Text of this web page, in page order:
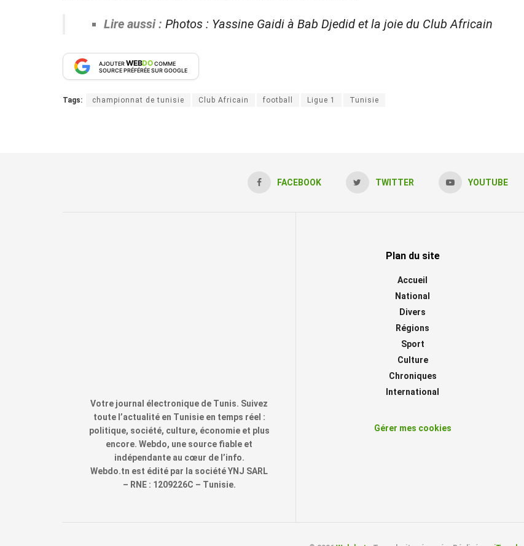
Lire aussi : Photos : Yassine Gaidi à Bab Djedid et la joie du Club Africain
AJOUTERWEBDOCOMME
SOURCE PRÉFÉRÉE SUR GOOGLE
Tags: championnat de tunisie Club Africain football Ligue 1 Tunisie
FACEBOOK TWITTER YOUTUBE
Votre journal électronique de Tunis. Suivez
toute l’actualité en Tunisie en temps réel :
politique, société, culture, économie et plus
encore. Webdo, une source fiable et
indépendante au cœur de l’info.
Webdo.tn est édité par la société YNJ SARL
– RNE : 1209226C – Tunisie.
Plan du site
Accueil
National
Divers
Régions
Sport
Culture
Chroniques
International
Gérer mes cookies